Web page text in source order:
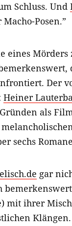
Schluss. Und
Posen.”
eines
Der
Heiner
als
sechs
gar
mit ihrer
Klängen.